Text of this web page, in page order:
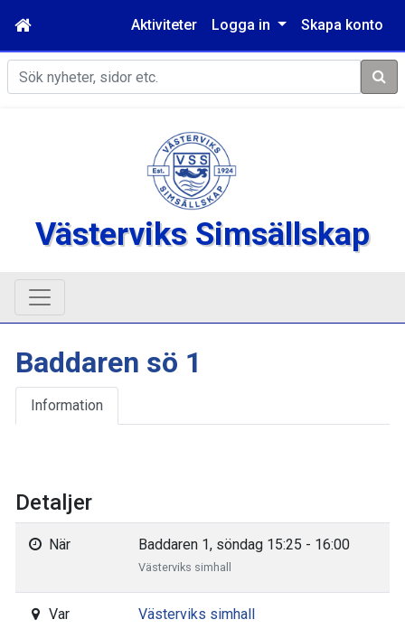
Aktiviteter Logga in Skapa konto
Sök
Västerviks Simsällskap
Baddaren sö 1
Information
Detaljer
När Baddaren 1, söndag 15:25 - 16:00
Västerviks simhall
Var Västerviks simhall